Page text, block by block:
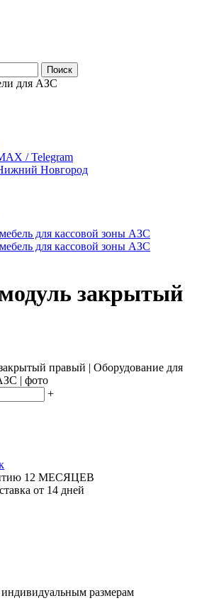
для АЗС
/ Telegram
Новгород
для кассовой зоны АЗС
для кассовой зоны АЗС
закрытый
+
12 МЕСЯЦЕВ
от 14 дней
индивидуальным размерам